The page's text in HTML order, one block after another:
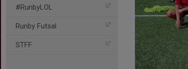
#RunbyLOL
Runby Futsal
STFF